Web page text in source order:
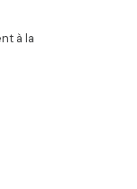
à la